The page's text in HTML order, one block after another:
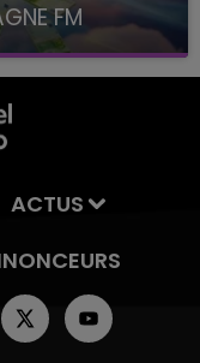
FM
8H10
ACTUS